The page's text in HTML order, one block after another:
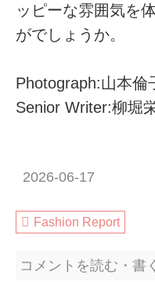
ッピーな雰囲気を
がでしょうか。
Photograph:山本倫
Senior Writer:柳堀
2026-06-17
Fashion Report
コメントを読む・書く